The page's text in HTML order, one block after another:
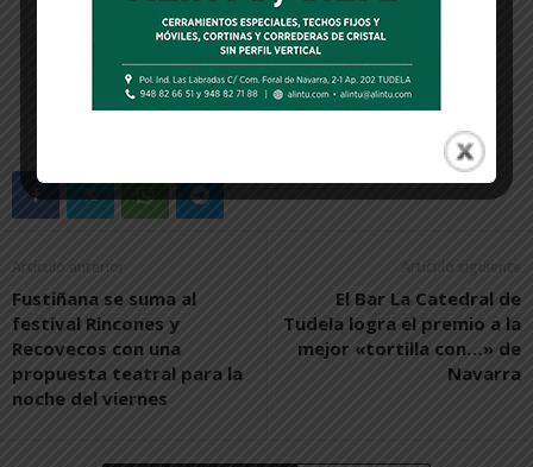
Artículo anterior
Fustiñana se suma al
festival Rincones y
Recovecos con una
propuesta teatral para la
noche del viernes
Artículo siguiente
El Bar La Catedral de
Tudela logra el premio a la
mejor «tortilla con…» de
Navarra